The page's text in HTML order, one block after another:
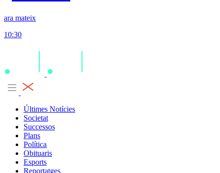
ara mateix
10:30
Últimes Notícies
Societat
Successos
Plans
Política
Obituaris
Esports
Reportatges